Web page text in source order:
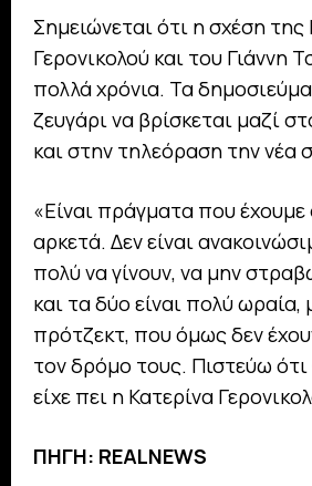
Σημειώνεται ότι η σχέση της
Γερονικολού και του Γιάννη
πολλά χρόνια. Τα
ζευγάρι να βρίσκεται μαζί
και στην τηλεόραση την νέα
«Είναι πράγματα που έχουμε
αρκετά. Δεν είναι
πολύ να γίνουν, να μην
και τα δύο είναι πολύ ωραία,
πρότζεκτ, που όμως δεν
τον δρόμο τους. Πιστεύω
είχε πει η Κατερίνα
ΠΗΓΗ: REALNEWS